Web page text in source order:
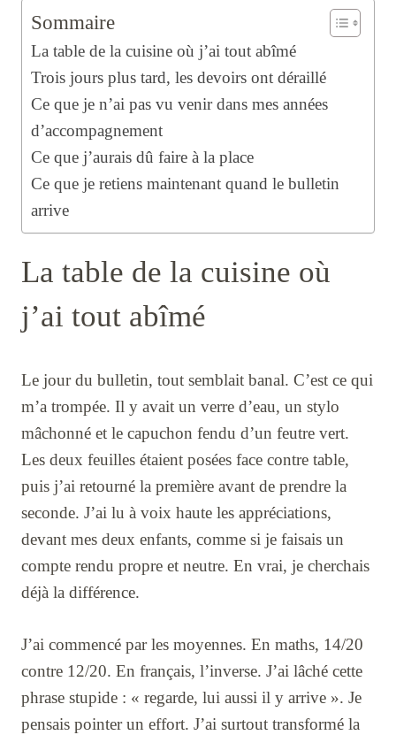
Sommaire
La table de la cuisine où j’ai tout abîmé
Trois jours plus tard, les devoirs ont déraillé
Ce que je n’ai pas vu venir dans mes années
d’accompagnement
Ce que j’aurais dû faire à la place
Ce que je retiens maintenant quand le bulletin
arrive
La table de la cuisine où
j’ai tout abîmé
Le jour du bulletin, tout semblait banal. C’est ce qui
m’a trompée. Il y avait un verre d’eau, un stylo
mâchonné et le capuchon fendu d’un feutre vert.
Les deux feuilles étaient posées face contre table,
puis j’ai retourné la première avant de prendre la
seconde. J’ai lu à voix haute les appréciations,
devant mes deux enfants, comme si je faisais un
compte rendu propre et neutre. En vrai, je cherchais
déjà la différence.
J’ai commencé par les moyennes. En maths, 14/20
contre 12/20. En français, l’inverse. J’ai lâché cette
phrase stupide : « regarde, lui aussi il y arrive ». Je
pensais pointer un effort. J’ai surtout transformé la